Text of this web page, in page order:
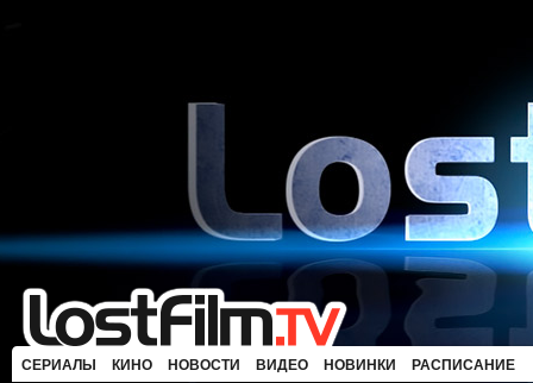
СЕРИАЛЫ КИНО НОВОСТИ ВИДЕО НОВИНКИ РАСПИСАНИЕ